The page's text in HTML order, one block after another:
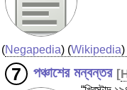
(Negapedia) (Wikipedia)
পঞ্চাশের মন্বন্তর [